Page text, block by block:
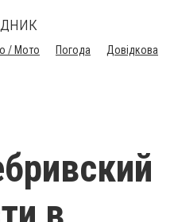
/ Мото Погода Довідкова